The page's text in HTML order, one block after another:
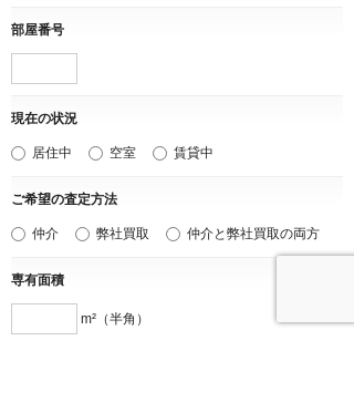
部屋番号
現在の状況
居住中 空室 賃貸中
ご希望の査定方法
仲介 弊社買取 仲介と弊社買取の両方
専有面積
m²（半角）